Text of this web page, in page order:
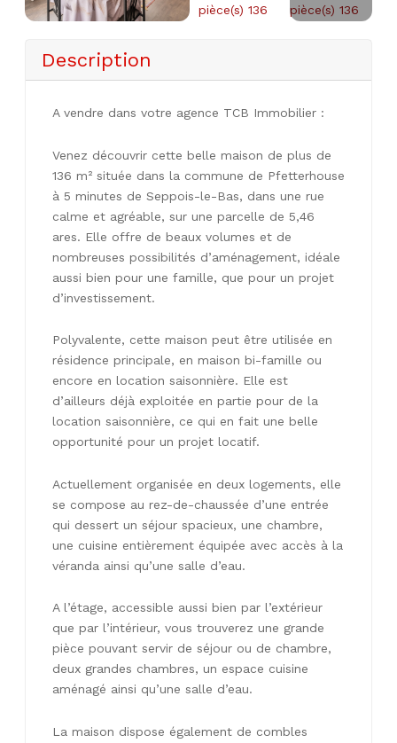
Description
A vendre dans votre agence TCB Immobilier :
Venez découvrir cette belle maison de plus de
136 m² située dans la commune de Pfetterhouse
à 5 minutes de Seppois-le-Bas, dans une rue
calme et agréable, sur une parcelle de 5,46
ares. Elle offre de beaux volumes et de
nombreuses possibilités d’aménagement, idéale
aussi bien pour une famille, que pour un projet
d’investissement.
Polyvalente, cette maison peut être utilisée en
résidence principale, en maison bi-famille ou
encore en location saisonnière. Elle est
d’ailleurs déjà exploitée en partie pour de la
location saisonnière, ce qui en fait une belle
opportunité pour un projet locatif.
Actuellement organisée en deux logements, elle
se compose au rez-de-chaussée d’une entrée
qui dessert un séjour spacieux, une chambre,
une cuisine entièrement équipée avec accès à la
véranda ainsi qu’une salle d’eau.
A l’étage, accessible aussi bien par l’extérieur
que par l’intérieur, vous trouverez une grande
pièce pouvant servir de séjour ou de chambre,
deux grandes chambres, un espace cuisine
aménagé ainsi qu’une salle d’eau.
La maison dispose également de combles